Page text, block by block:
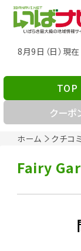
8月9日（日）現
ホーム クチコ
TOP
クーポ
Fairy